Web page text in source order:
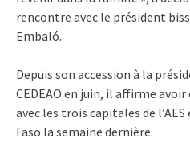
rencontre avec le président
Embaló.
Depuis son accession à la
CEDEAO en juin, il affirme
avec les trois capitales de
Faso la semaine dernière.